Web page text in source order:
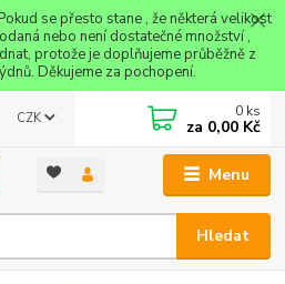
se přesto stane , že některá velikost
nebo není dostatečné množství ,
protože je doplňujeme průběžně z
Děkujeme za pochopení.
Menu
CZK
Hledat
0 ks
za 0,00 Kč